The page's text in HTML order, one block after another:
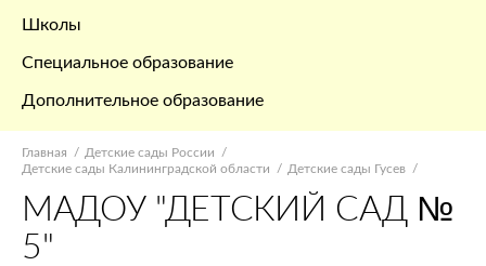
Школы
Специальное образование
Дополнительное образование
Главная
Детские сады России
Детские сады Калининградской области
Детские сады Гусев
МАДОУ "ДЕТСКИЙ САД №
5"